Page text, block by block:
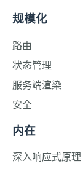
规模化
路由
状态管理
服务端渲染
安全
内在
深入响应式原理